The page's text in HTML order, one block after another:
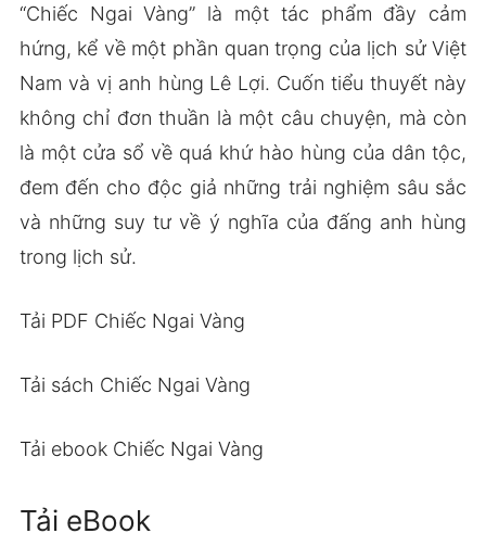
“Chiếc Ngai Vàng” là một tác phẩm đầy cảm
hứng, kể về một phần quan trọng của lịch sử Việt
Nam và vị anh hùng Lê Lợi. Cuốn tiểu thuyết này
không chỉ đơn thuần là một câu chuyện, mà còn
là một cửa sổ về quá khứ hào hùng của dân tộc,
đem đến cho độc giả những trải nghiệm sâu sắc
và những suy tư về ý nghĩa của đấng anh hùng
trong lịch sử.
Tải PDF Chiếc Ngai Vàng
Tải sách Chiếc Ngai Vàng
Tải ebook Chiếc Ngai Vàng
Tải eBook